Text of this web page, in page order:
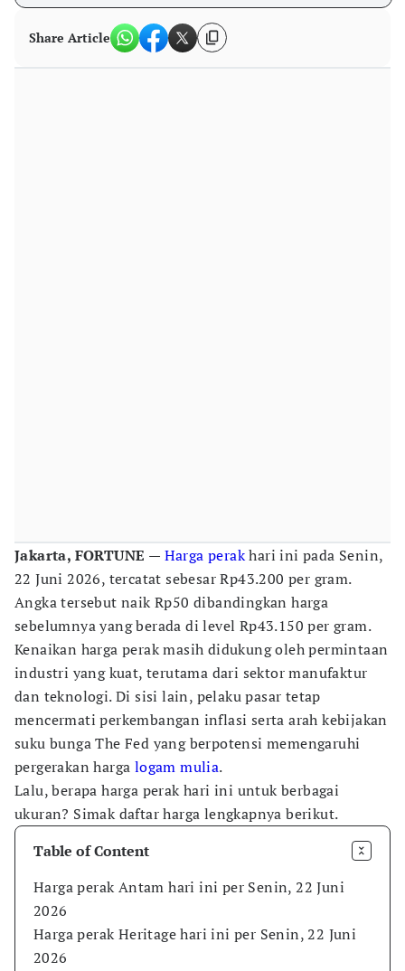
Share Article
Jakarta, FORTUNE — Harga perakhari ini pada Senin,
22 Juni 2026, tercatat sebesar Rp43.200 per gram.
Angka tersebut naik Rp50 dibandingkan harga
sebelumnya yang berada di level Rp43.150 per gram.
Kenaikan harga perak masih didukung oleh permintaan
industri yang kuat, terutama dari sektor manufaktur
dan teknologi. Di sisi lain, pelaku pasar tetap
mencermati perkembangan inflasi serta arah kebijakan
suku bunga The Fed yang berpotensi memengaruhi
pergerakan harga logam mulia.
Lalu, berapa harga perak hari ini untuk berbagai
ukuran? Simak daftar harga lengkapnya berikut.
Table of Content
Harga perak Antam hari ini per Senin, 22 Juni
2026
Harga perak Heritage hari ini per Senin, 22 Juni
2026